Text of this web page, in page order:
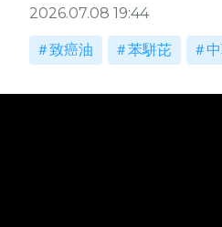
2026.07.08 19:44
致癌油 苯駢芘